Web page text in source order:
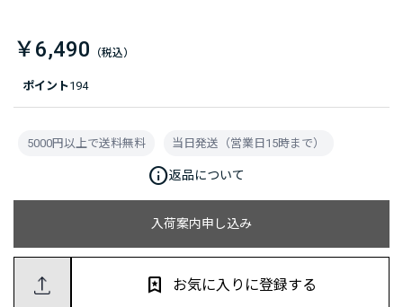
ポイント194
￥6,490
入荷案内申し込み
お気に入りに登録する
5000円以上で送料無料 当日発送（営業日15時まで）
info返品について